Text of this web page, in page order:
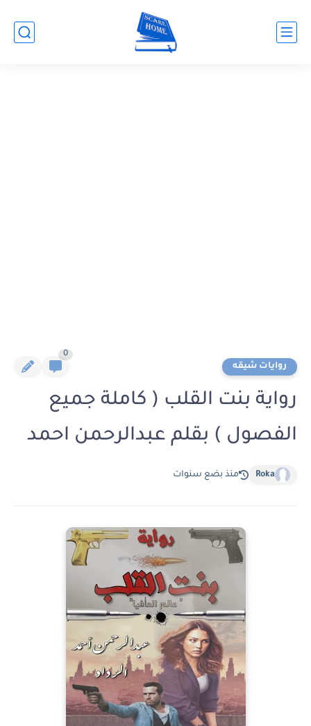
روايات شيقه
0
رواية بنت القلب ( كاملة جميع
الفصول ) بقلم عبدالرحمن احمد
Roka منذ بضع سنوات